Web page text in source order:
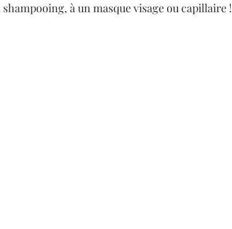
à un masque visage ou capillaire !